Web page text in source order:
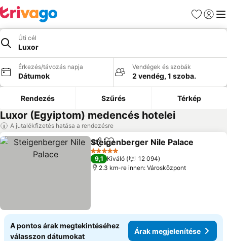
Kedvencek
Úti cél
Luxor
Érkezés/távozás napja
Dátumok
Vendégek és szobák
2 vendég, 1 szoba.
Rendezés Szűrés Térkép
Luxor (Egyiptom) medencés hotelei
A jutalékfizetés hatása a rendezésre
Megosztás
Hozzáadás a kedvencekhez
Steigenberger Nile Palace
5 Kategória
9,1 Kiváló
12 094
2.3 km-re innen: Városközpont
A pontos árak megtekintéséhez
válasszon dátumokat
Árak megjelenítése